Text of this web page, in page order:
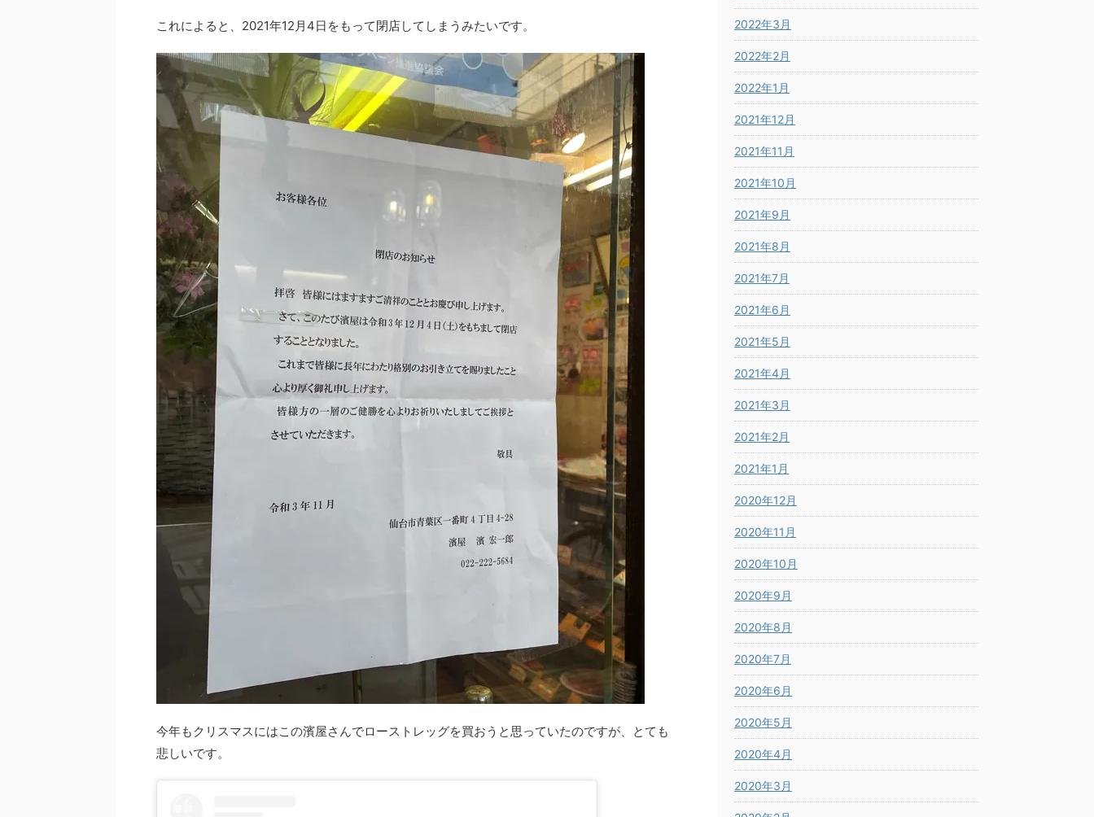
これによると、2021年12月4日をもって閉店してしまうみたいです。
今年もクリスマスにはこの濱屋さんでローストレッグを買おうと思っていたのですが、とても
悲しいです。
2022年3月
2022年2月
2022年1月
2021年12月
2021年11月
2021年10月
2021年9月
2021年8月
2021年7月
2021年6月
2021年5月
2021年4月
2021年3月
2021年2月
2021年1月
2020年12月
2020年11月
2020年10月
2020年9月
2020年8月
2020年7月
2020年6月
2020年5月
2020年4月
2020年3月